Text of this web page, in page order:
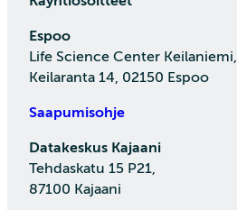
Espoo
Life Science Center Keilaniemi,
Keilaranta 14, 02150 Espoo
Saapumisohje
Datakeskus Kajaani
Tehdaskatu 15 P21,
87100 Kajaani